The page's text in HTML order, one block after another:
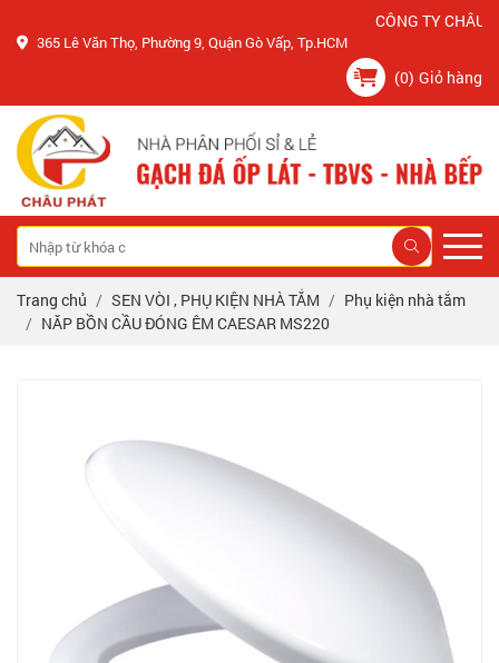
CÔNG TY CHÂU
365 Lê Văn Thọ, Phường 9, Quận Gò Vấp, Tp.HCM
(0) Giỏ hàng
Trang chủ SEN VÒI , PHỤ KIỆN NHÀ TẮM
Phụ kiện nhà tắm
NĂP BỒN CẦU ĐÓNG ÊM CAESAR MS220